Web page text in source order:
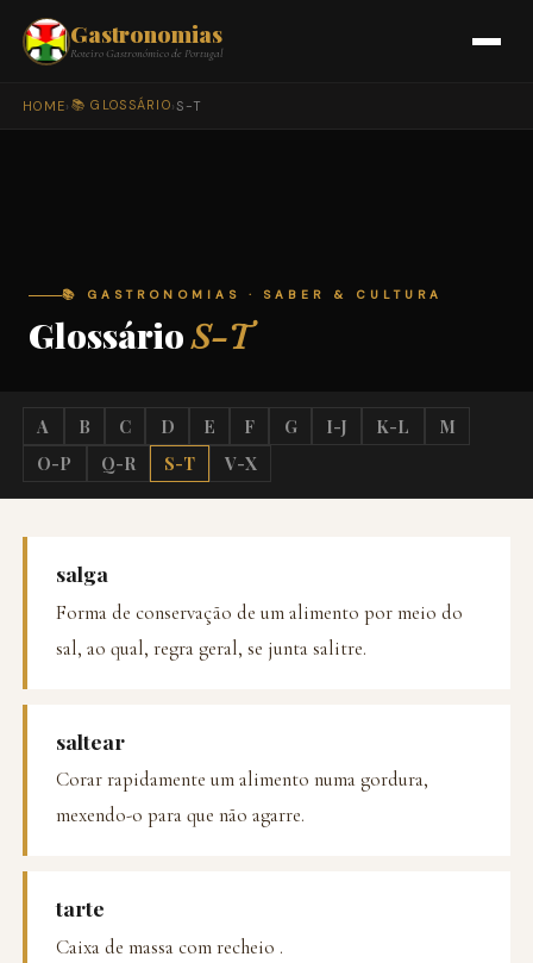
Gastronomias
Roteiro Gastronómico de Portugal
HOME› 📚 GLOSSÁRIO›S-T
📚 GASTRONOMIAS · SABER & CULTURA
GlossárioS-T
A B C D E F G I-J K-L
M
O-P
Q-R S-T V-X
salga
Forma de conservação de um alimento por meio do
sal, ao qual, regra geral, se junta salitre.
saltear
Corar rapidamente um alimento numa gordura,
mexendo-o para que não agarre.
tarte
Caixa de massa com recheio .